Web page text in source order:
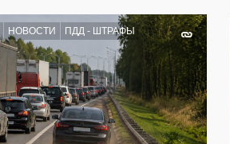
НОВОСТИ ПДД - ШТРАФЫ